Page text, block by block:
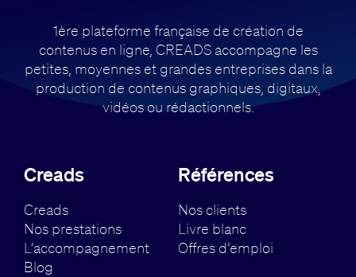
1ère plateforme française de création de
contenus en ligne, CREADS accompagne les
petites, moyennes et grandes entreprises dans la
production de contenus graphiques, digitaux,
vidéos ou rédactionnels.
Creads
Creads
Nos prestations
L’accompagnement
Blog
Références
Nos clients
Livre blanc
Offres d’emploi